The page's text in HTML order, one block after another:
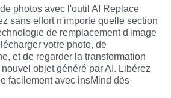
photos avec l'outil AI Replace
sans effort n'importe quelle section
de remplacement d'image
votre photo, de
et de regarder la transformation
objet généré par AI. Libérez
facilement avec insMind dès